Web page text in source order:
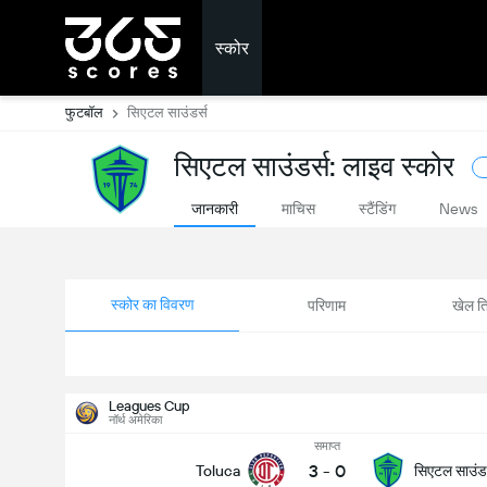
स्कोर
फुटबॉल सिएटल साउंडर्स
सिएटल साउंडर्स: लाइव स्कोर
जानकारी माचिस स्टैंडिंग News
स्कोर का विवरण परिणाम खेल
Leagues Cup
नॉर्थ अमेरिका
Toluca
समाप्त
3 - 0 सिएटल